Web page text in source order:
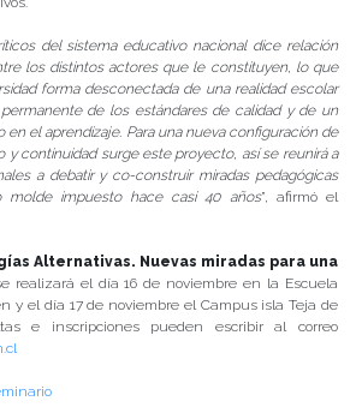
del sistema educativo nacional dice relación
los distintos actores que le constituyen, lo que
forma desconectada de una realidad escolar
de los estándares de calidad y de un
el aprendizaje. Para una nueva configuración de
y continuidad surge este proyecto, así se reunirá a
a debatir y co-construir miradas pedagógicas
molde impuesto hace casi 40 años”, afirmó el
Alternativas. Nuevas miradas para una
realizará el día 16 de noviembre en la Escuela
y el día 17 de noviembre el Campus isla Teja de
e inscripciones pueden escribir al correo